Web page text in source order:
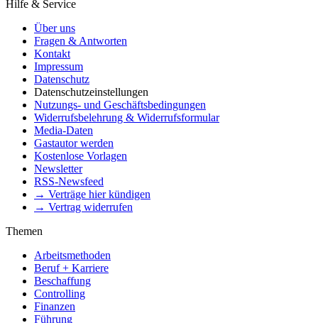
Hilfe & Service
Über uns
Fragen & Antworten
Kontakt
Impressum
Datenschutz
Datenschutzeinstellungen
Nutzungs- und Geschäftsbedingungen
Widerrufsbelehrung & Widerrufsformular
Media-Daten
Gastautor werden
Kostenlose Vorlagen
Newsletter
RSS-Newsfeed
→ Verträge hier kündigen
→ Vertrag widerrufen
Themen
Arbeitsmethoden
Beruf + Karriere
Beschaffung
Controlling
Finanzen
Führung